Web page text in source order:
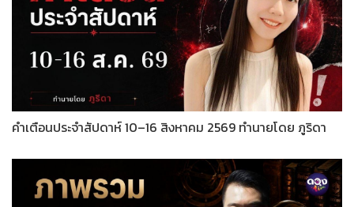
คำเตือนประจำสัปดาห์ 10–16 สิงหาคม 2569 ทำนายโดย ภูริดา